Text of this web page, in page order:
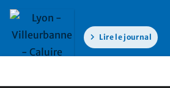
Lire le journal